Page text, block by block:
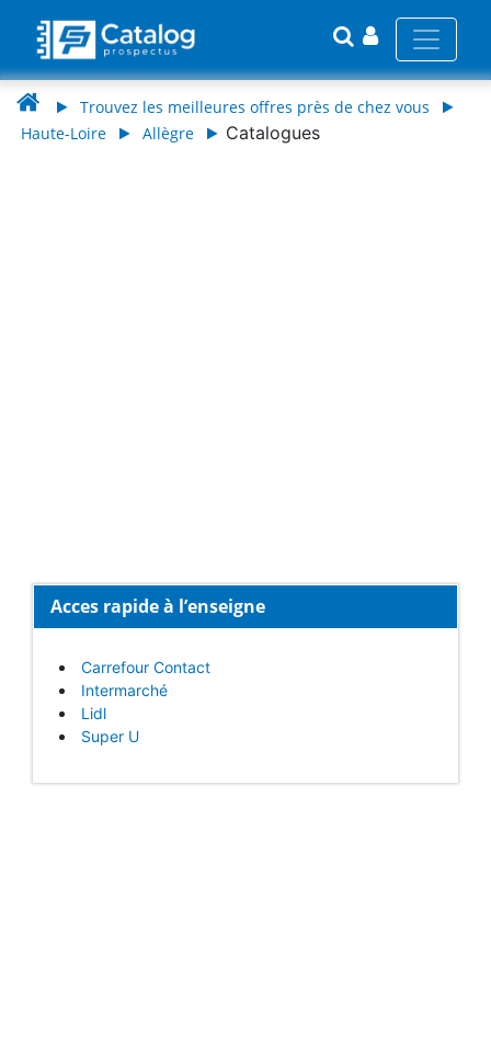
Trouvez les meilleures offres près de chez vous
Haute-Loire
Allègre Catalogues
Acces rapide à l’enseigne
Carrefour Contact
Intermarché
Lidl
Super U